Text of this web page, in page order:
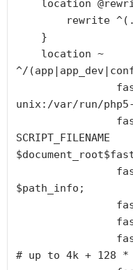
^/
unix:/var/run/
SCRIPT_FILENAME
$path_info;
# up to 4k + 128 *